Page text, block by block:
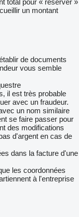
total pour « réserver »
un montant
de documents
vous semble
il est très probable
avec un fraudeur.
un nom similaire
se faire passer pour
des modifications
d'argent en cas de
dans la facture d'une
les coordonnées
à l'entreprise